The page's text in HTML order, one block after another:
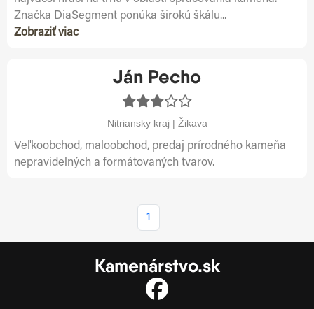
Značka DiaSegment ponúka širokú škálu...
Zobraziť viac
Ján Pecho
Nitriansky kraj | Žikava
Veľkoobchod, maloobchod, predaj prírodného kameňa
nepravidelných a formátovaných tvarov.
1
Kamenárstvo.sk